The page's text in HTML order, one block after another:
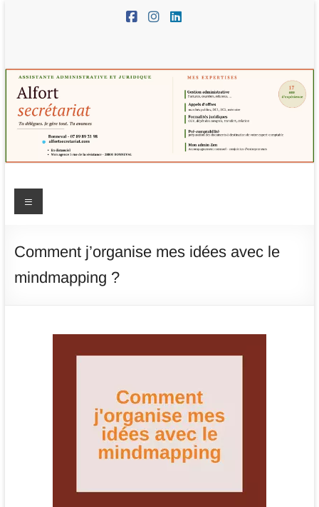
Alfort
–
assistante
juridique
Menu
Comment j’organise mes idées avec le
mindmapping ?